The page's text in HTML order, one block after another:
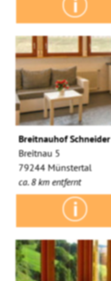
Breitnauhof Schneider
Breitnau 5
79244 Münstertal
ca. 8 km entfernt